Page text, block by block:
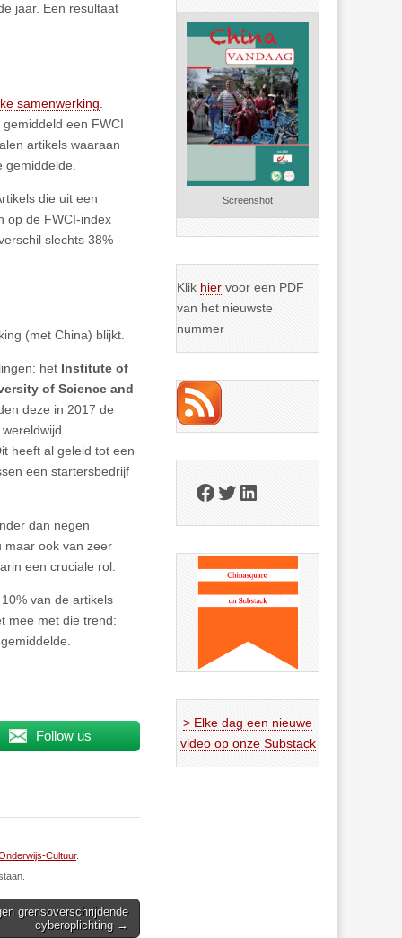
jaar. Een resultaat
samenwerking
een FWCI
artikels waaraan
die uit een
op de FWCI-index
slechts 38%
(met China) blijkt.
het Institute of
of Science and
deze in 2017 de
heeft al geleid tot een
een startersbedrijf
dan negen
maar ook van zeer
een cruciale rol.
van de artikels
mee met die trend:
Follow us
Cultuur.
grensoverschrijdende
cyberoplichting →
verhult die
spectaculaire
rekensom vooral
de industriële
achterstand die
… >> lees meer
Screenshot
Klik hier voor een PDF
van het nieuwste
nummer
Facebook
Twitter
LinkedIn
> Elke dag een nieuwe
video op onze Substack